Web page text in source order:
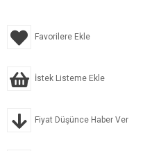
Favorilere Ekle
İstek Listeme Ekle
Fiyat Düşünce Haber Ver